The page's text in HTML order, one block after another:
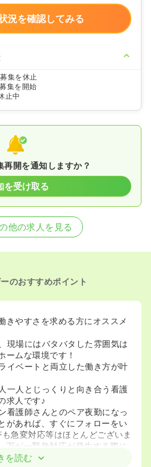
況を確認してみる
集を休止
集を開始
止中
再開を通知しますか？
を受け取る
他の求人を見る
のおすすめポイント
きやすさを求める方にオススメ
現場にはバタバタした雰囲気は
ームな環境です！
イベートと両立した働き方が叶
一人とじっくりと向き合う看護
求人です♪
看護師さんとのペア夜勤になっ
があれば、すぐにフォローをい
急変対応等はほとんどございま
万が一緊急対応が発生する際に
話ができます！
を読む